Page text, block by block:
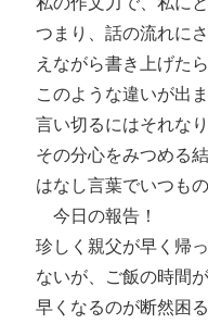
つまり、話の流れに
えながら書き上げたら
このような違いが出
言い切るにはそれな
その分心をみつめる
はなし言葉でいつも
今日の報告！
珍しく親父が早く帰
ないが、ご飯の時間が
早くなるのが断然困